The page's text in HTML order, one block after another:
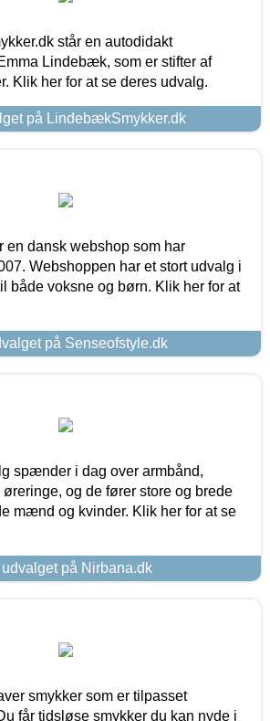
står en autodidakt
Lindebæk, som er stifter af
Klik her for at se deres udvalg.
på LindebækSmykker.dk
en dansk webshop som har
Webshoppen har et stort udvalg i
både voksne og børn. Klik her for at
på Senseofstyle.dk
spænder i dag over armbånd,
og de fører store og brede
mænd og kvinder. Klik her for at se
på Nirbana.dk
smykker som er tilpasset
får tidsløse smykker du kan nyde i